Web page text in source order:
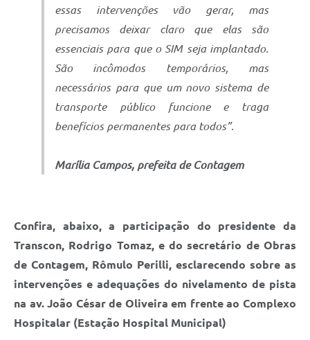
essas intervenções vão gerar, mas
precisamos deixar claro que elas são
essenciais para que o SIM seja implantado.
São incômodos temporários, mas
necessários para que um novo sistema de
transporte público funcione e traga
benefícios permanentes para todos”.
Marília Campos, prefeita de Contagem
Confira, abaixo, a participação do presidente da
Transcon, Rodrigo Tomaz, e do secretário de Obras
de Contagem, Rômulo Perilli, esclarecendo sobre as
intervenções e adequações do nivelamento de pista
na av. João César de Oliveira em frente ao Complexo
Hospitalar (Estação Hospital Municipal)